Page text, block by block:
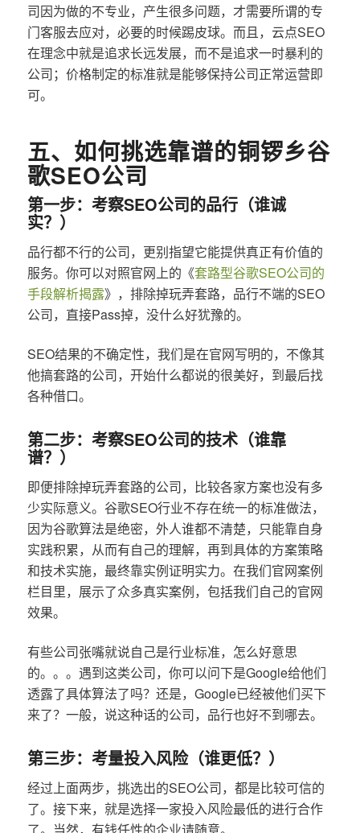
司因为做的不专业，产生很多问题，才需要所谓的专
门客服去应对，必要的时候踢皮球。而且，云点SEO
在理念中就是追求长远发展，而不是追求一时暴利的
公司；价格制定的标准就是能够保持公司正常运营即
可。
五、如何挑选靠谱的铜锣乡谷
歌SEO公司
第一步：考察SEO公司的品行（谁诚
实？）
品行都不行的公司，更别指望它能提供真正有价值的
服务。你可以对照官网上的《套路型谷歌SEO公司的
手段解析揭露》，排除掉玩弄套路，品行不端的SEO
公司，直接Pass掉，没什么好犹豫的。
SEO结果的不确定性，我们是在官网写明的，不像其
他搞套路的公司，开始什么都说的很美好，到最后找
各种借口。
第二步：考察SEO公司的技术（谁靠
谱？）
即便排除掉玩弄套路的公司，比较各家方案也没有多
少实际意义。谷歌SEO行业不存在统一的标准做法，
因为谷歌算法是绝密，外人谁都不清楚，只能靠自身
实践积累，从而有自己的理解，再到具体的方案策略
和技术实施，最终靠实例证明实力。在我们官网案例
栏目里，展示了众多真实案例，包括我们自己的官网
效果。
有些公司张嘴就说自己是行业标准，怎么好意思
的。。。遇到这类公司，你可以问下是Google给他们
透露了具体算法了吗？还是，Google已经被他们买下
来了？一般，说这种话的公司，品行也好不到哪去。
第三步：考量投入风险（谁更低？）
经过上面两步，挑选出的SEO公司，都是比较可信的
了。接下来，就是选择一家投入风险最低的进行合作